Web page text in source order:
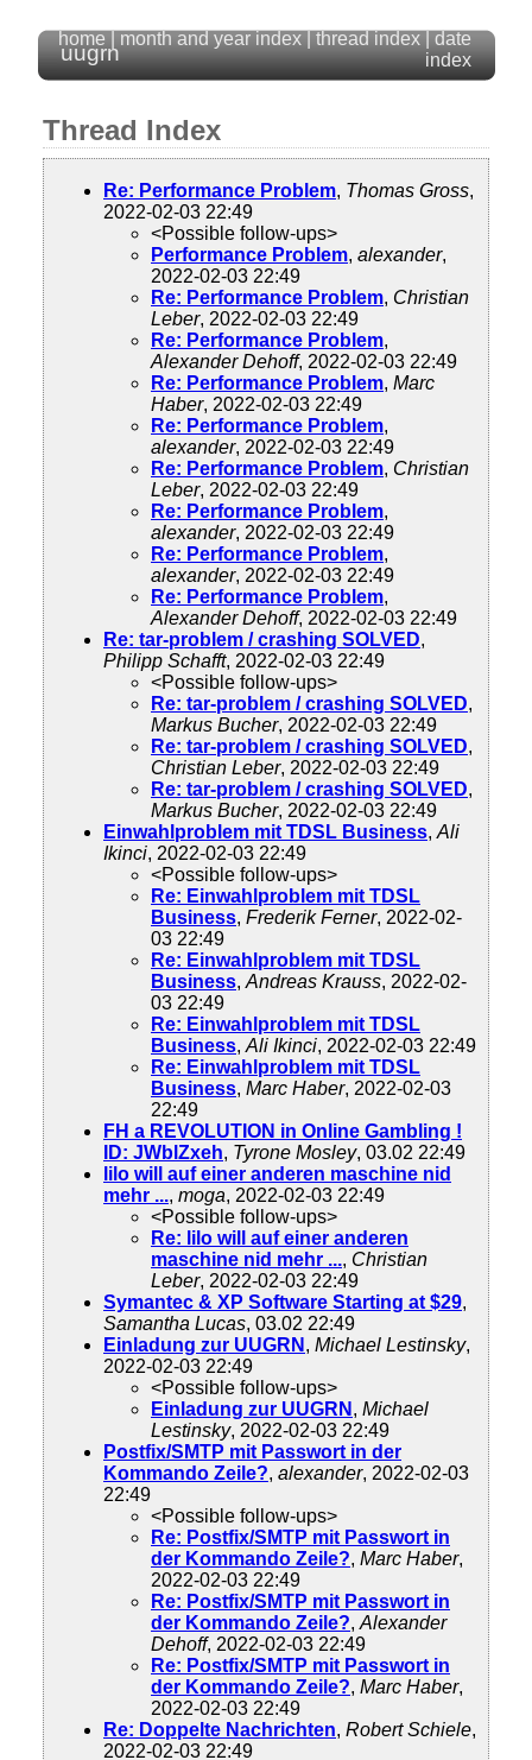
uugrn
home month and year index thread index
date
index
Thread Index
Re: Performance Problem, Thomas Gross,
2022-02-03 22:49
<Possible follow-ups>
Performance Problem, alexander,
2022-02-03 22:49
Re: Performance Problem, Christian
Leber, 2022-02-03 22:49
Re: Performance Problem,
Alexander Dehoff, 2022-02-03 22:49
Re: Performance Problem, Marc
Haber, 2022-02-03 22:49
Re: Performance Problem,
alexander, 2022-02-03 22:49
Re: Performance Problem, Christian
Leber, 2022-02-03 22:49
Re: Performance Problem,
alexander, 2022-02-03 22:49
Re: Performance Problem,
alexander, 2022-02-03 22:49
Re: Performance Problem,
Alexander Dehoff, 2022-02-03 22:49
Re: tar-problem / crashing SOLVED,
Philipp Schafft, 2022-02-03 22:49
<Possible follow-ups>
Re: tar-problem / crashing SOLVED,
Markus Bucher, 2022-02-03 22:49
Re: tar-problem / crashing SOLVED,
Christian Leber, 2022-02-03 22:49
Re: tar-problem / crashing SOLVED,
Markus Bucher, 2022-02-03 22:49
Einwahlproblem mit TDSL Business, Ali
Ikinci, 2022-02-03 22:49
<Possible follow-ups>
Re: Einwahlproblem mit TDSL
Business, Frederik Ferner, 2022-02-
03 22:49
Re: Einwahlproblem mit TDSL
Business, Andreas Krauss, 2022-02-
03 22:49
Re: Einwahlproblem mit TDSL
Business, Ali Ikinci, 2022-02-03 22:49
Re: Einwahlproblem mit TDSL
Business, Marc Haber, 2022-02-03
22:49
FH a REVOLUTION in Online Gambling !
ID: JWblZxeh, Tyrone Mosley, 03.02 22:49
lilo will auf einer anderen maschine nid
mehr ..., moga, 2022-02-03 22:49
<Possible follow-ups>
Re: lilo will auf einer anderen
maschine nid mehr ..., Christian
Leber, 2022-02-03 22:49
Symantec & XP Software Starting at $29,
Samantha Lucas, 03.02 22:49
Einladung zur UUGRN , Michael Lestinsky,
2022-02-03 22:49
<Possible follow-ups>
Einladung zur UUGRN , Michael
Lestinsky, 2022-02-03 22:49
Postfix/SMTP mit Passwort in der
Kommando Zeile?, alexander, 2022-02-03
22:49
<Possible follow-ups>
Re: Postfix/SMTP mit Passwort in
der Kommando Zeile?, Marc Haber,
2022-02-03 22:49
Re: Postfix/SMTP mit Passwort in
der Kommando Zeile?, Alexander
Dehoff, 2022-02-03 22:49
Re: Postfix/SMTP mit Passwort in
der Kommando Zeile?, Marc Haber,
2022-02-03 22:49
Re: Doppelte Nachrichten, Robert Schiele,
2022-02-03 22:49